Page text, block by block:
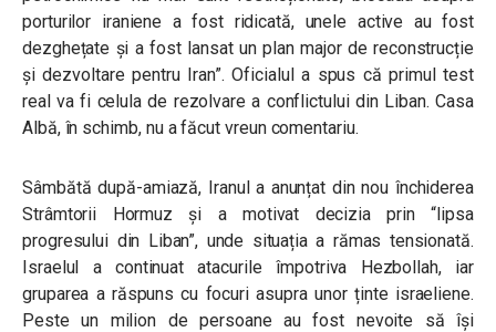
porturilor iraniene a fost ridicată, unele active au fost
dezghețate și a fost lansat un plan major de reconstrucție
și dezvoltare pentru Iran”. Oficialul a spus că primul test
real va fi celula de rezolvare a conflictului din Liban. Casa
Albă, în schimb, nu a făcut vreun comentariu.
Sâmbătă după-amiază, Iranul a anunțat din nou închiderea
Strâmtorii Hormuz și a motivat decizia prin “lipsa
progresului din Liban”, unde situația a rămas tensionată.
Israelul a continuat atacurile împotriva Hezbollah, iar
gruparea a răspuns cu focuri asupra unor ținte israeliene.
Peste un milion de persoane au fost nevoite să își